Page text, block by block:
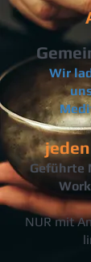
Wir
Geführte
NUR mit